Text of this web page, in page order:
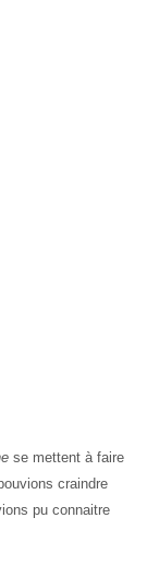
se mettent à faire
craindre
pu connaitre